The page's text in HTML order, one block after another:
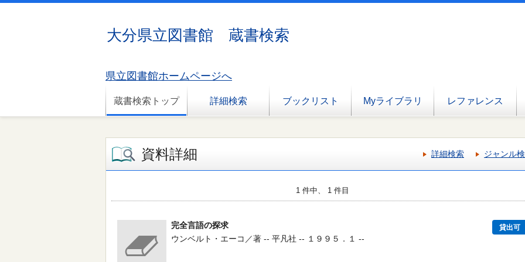
大分県立図書館 蔵書検索
県立図書館ホームページへ
蔵書検索トップ 詳細検索 ブックリスト Myライブラリ レファレンス
資料詳細 詳細検索 ジャンル
1 件中、 1 件目
完全言語の探求 貸出可
ウンベルト・エーコ／著 -- 平凡社 -- １９９５．１ --